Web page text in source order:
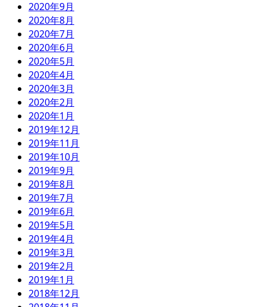
2020年9月
2020年8月
2020年7月
2020年6月
2020年5月
2020年4月
2020年3月
2020年2月
2020年1月
2019年12月
2019年11月
2019年10月
2019年9月
2019年8月
2019年7月
2019年6月
2019年5月
2019年4月
2019年3月
2019年2月
2019年1月
2018年12月